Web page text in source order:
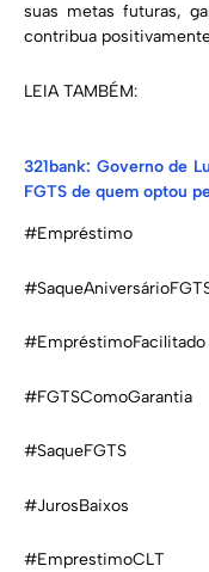
suas metas futuras,
contribua
LEIA TAMBÉM:
321bank: Governo de
FGTS de quem optou
#Empréstimo
#EmpréstimoFacilitado
#FGTSComoGarantia
#SaqueFGTS
#JurosBaixos
#EmprestimoCLT